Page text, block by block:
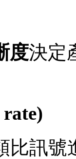
度決定
比訊